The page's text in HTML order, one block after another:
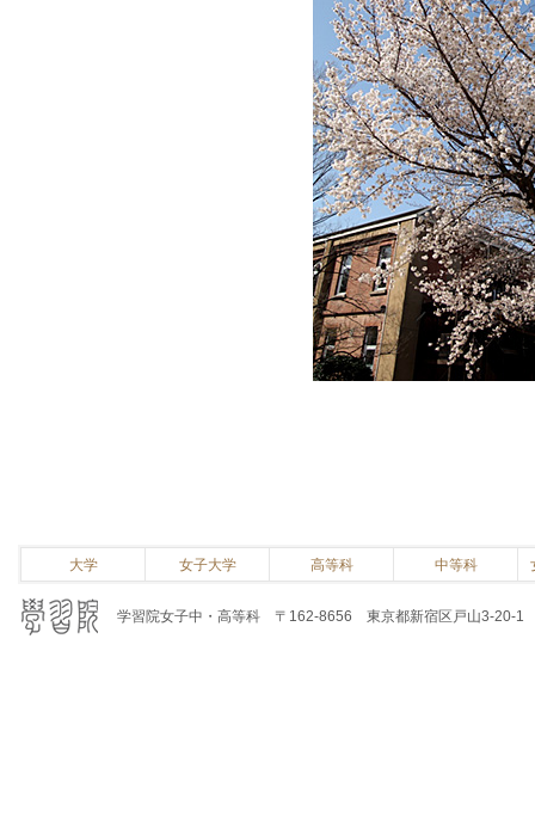
大学 女子大学 高等科 中等科
学習院女子中・高等科 〒162-8656 東京都新宿区戸山3-20-